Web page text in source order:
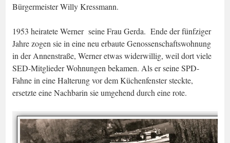
Bürgermeister Willy Kressmann.
1953 heiratete Werner seine Frau Gerda. Ende der fünfziger
Jahre zogen sie in eine neu erbaute Genossenschaftswohnung
in der Annenstraße, Werner etwas widerwillig, weil dort viele
SED-Mitglieder Wohnungen bekamen. Als er seine SPD-
Fahne in eine Halterung vor dem Küchenfenster steckte,
ersetzte eine Nachbarin sie umgehend durch eine rote.